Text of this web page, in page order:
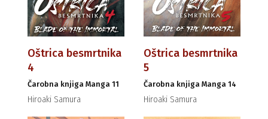
Oštrica besmrtnika
4
Čarobna knjiga Manga 11
Hiroaki Samura
Oštrica besmrtnika
5
Čarobna knjiga Manga 14
Hiroaki Samura